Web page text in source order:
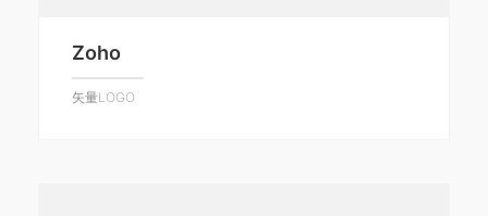
Zoho
矢量LOGO